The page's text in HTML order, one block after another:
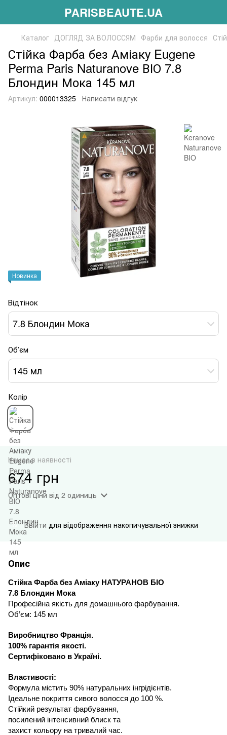
PARISBEAUTE.UA
Каталог ДОГЛЯД ЗА ВОЛОССЯМ Фарби для волосся
Стійка Фарба без Аміаку Eugene
Perma Paris Naturanove ВІО 7.8
Блондин Мока 145 мл
Артикул: 000013325 Написати відгук
Новинка
Відтінок
7.8 Блондин Мока
Об’єм
145 мл
Колір
Немає в наявності
674 грн
Оптові ціни від 2 одиниць
% Ввійти для відображення накопичувальної знижки
Опис
Стійка Фарба без Аміаку НАТУРАНОВ БІО
7.8 Блондин Мока
Професійна якість для домашнього фарбування.
Об’єм: 145 мл
Виробництво Франція.
100% гарантія якості.
Сертифіковано в Україні.
Властивості:
Формула містить 90% натуральних інгрідієнтів.
Ідеальне покриття сивого волосся до 100 %.
Стійкий результат фарбування,
посилений інтенсивний блиск та
захист кольору на тривалий час.